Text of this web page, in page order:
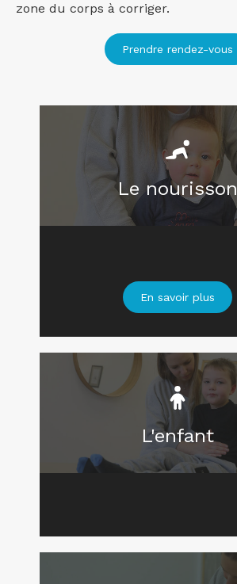
zone du corps à corriger.
Prendre rendez-vous
Le nourisson
En savoir plus
L'enfant